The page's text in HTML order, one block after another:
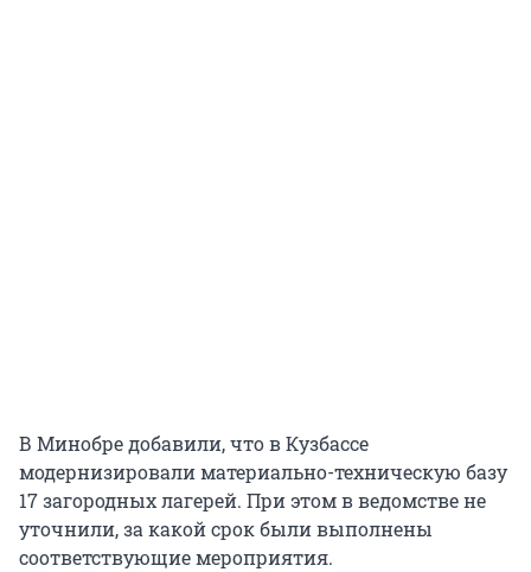
В Минобре добавили, что в Кузбассе
модернизировали материально-техническую базу
17 загородных лагерей. При этом в ведомстве не
уточнили, за какой срок были выполнены
соответствующие мероприятия.